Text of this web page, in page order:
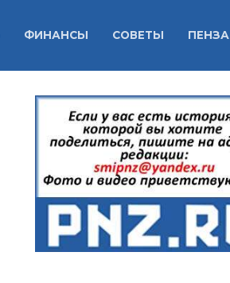
ФИНАНСЫ СОВЕТЫ ПЕНЗА